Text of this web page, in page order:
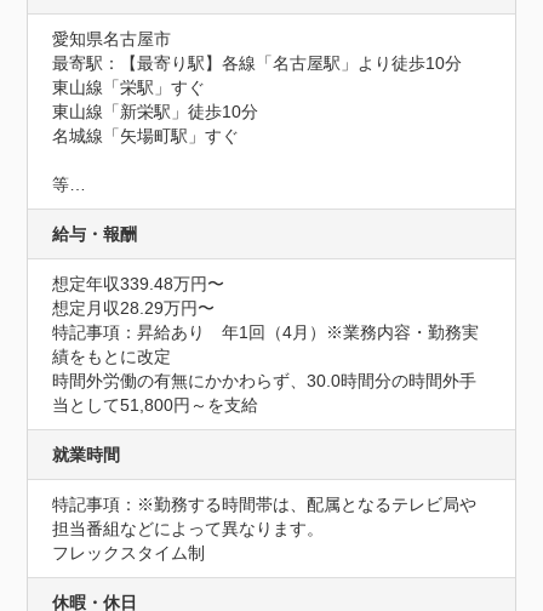
愛知県名古屋市
最寄駅：【最寄り駅】各線「名古屋駅」より徒歩10分
東山線「栄駅」すぐ
東山線「新栄駅」徒歩10分
名城線「矢場町駅」すぐ
等…
給与・報酬
想定年収339.48万円〜
想定月収28.29万円〜
特記事項：昇給あり　年1回（4月）※業務内容・勤務実
績をもとに改定
時間外労働の有無にかかわらず、30.0時間分の時間外手
当として51,800円～を支給
就業時間
特記事項：※勤務する時間帯は、配属となるテレビ局や
担当番組などによって異なります。
フレックスタイム制
休暇・休日